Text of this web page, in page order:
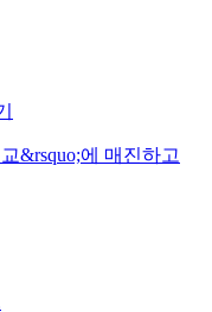
&rsquo;에 매진하고